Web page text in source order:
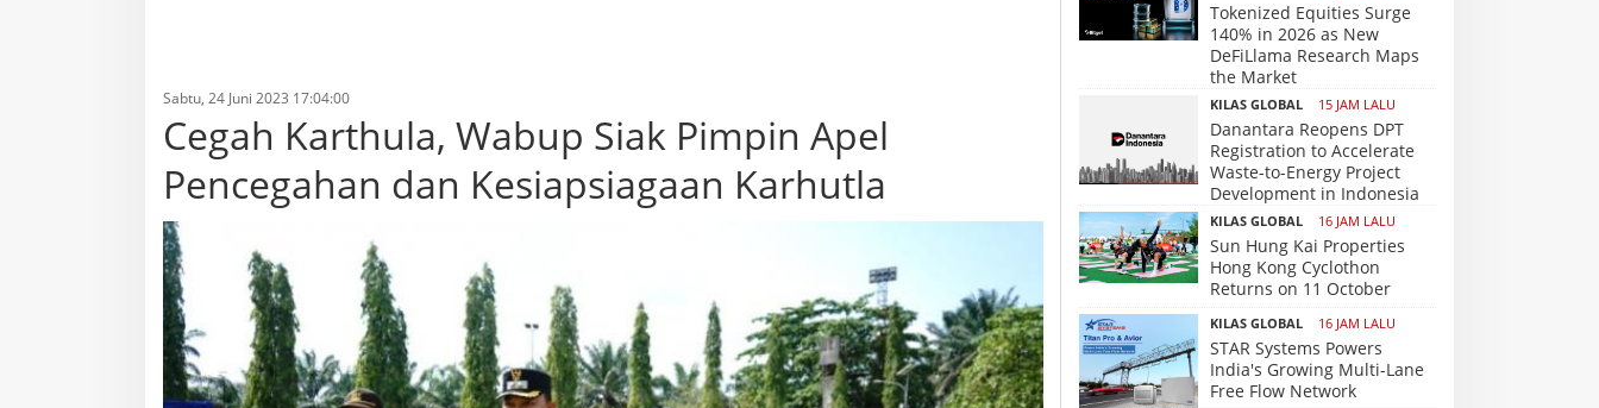
Sabtu, 24 Juni 2023 17:04:00
Cegah Karthula, Wabup Siak Pimpin Apel
Pencegahan dan Kesiapsiagaan Karhutla
Tokenized Equities Surge
140% in 2026 as New
DeFiLlama Research Maps
the Market
KILAS GLOBAL 15 JAM LALU
Danantara Reopens DPT
Registration to Accelerate
Waste-to-Energy Project
Development in Indonesia
KILAS GLOBAL 16 JAM LALU
Sun Hung Kai Properties
Hong Kong Cyclothon
Returns on 11 October
KILAS GLOBAL 16 JAM LALU
STAR Systems Powers
India's Growing Multi-Lane
Free Flow Network